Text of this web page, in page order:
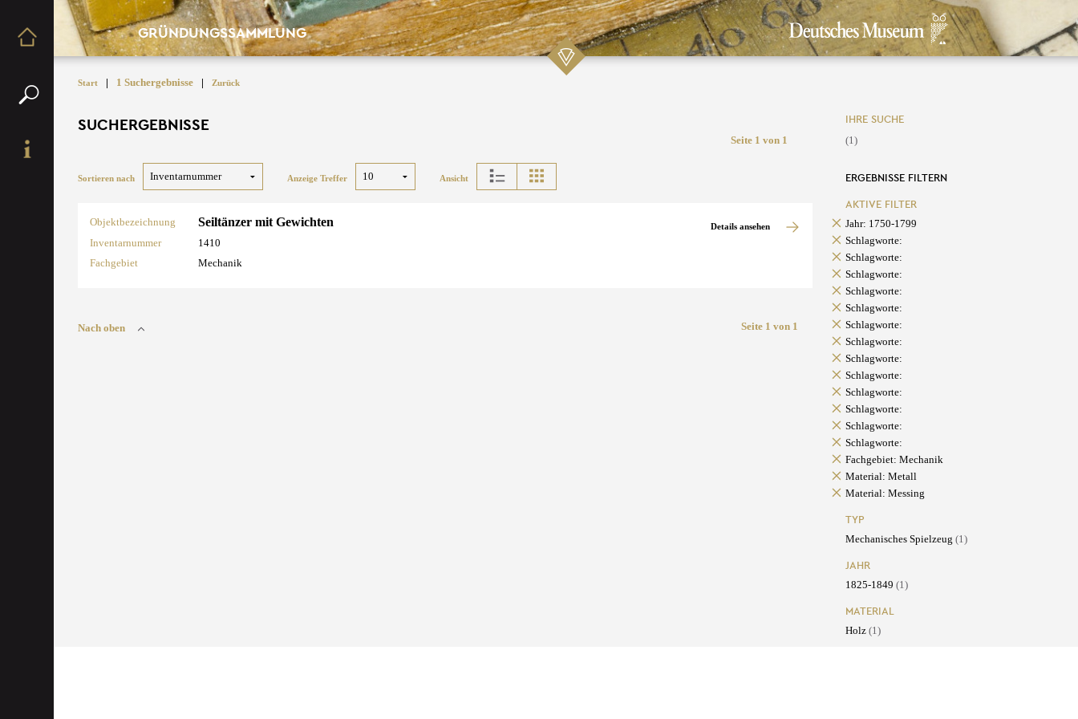
GRÜNDUNGSSAMMLUNG
Start | 1 Suchergebnisse | Zurück
SUCHERGEBNISSE
Seite 1 von 1
Sortieren nach Anzeige Treffer Ansicht
Objektbezeichnung Seiltänzer mit Gewichten
Inventarnummer
1410
Fachgebiet
Mechanik
Details ansehen
Nach oben Seite 1 von 1
IHRE SUCHE
(1)
ERGEBNISSE FILTERN
AKTIVE FILTER
Jahr: 1750-1799
Schlagworte:
Schlagworte:
Schlagworte:
Schlagworte:
Schlagworte:
Schlagworte:
Schlagworte:
Schlagworte:
Schlagworte:
Schlagworte:
Schlagworte:
Schlagworte:
Schlagworte:
Fachgebiet: Mechanik
Material: Metall
Material: Messing
TYP
Mechanisches Spielzeug (1)
JAHR
1825-1849 (1)
MATERIAL
Holz (1)